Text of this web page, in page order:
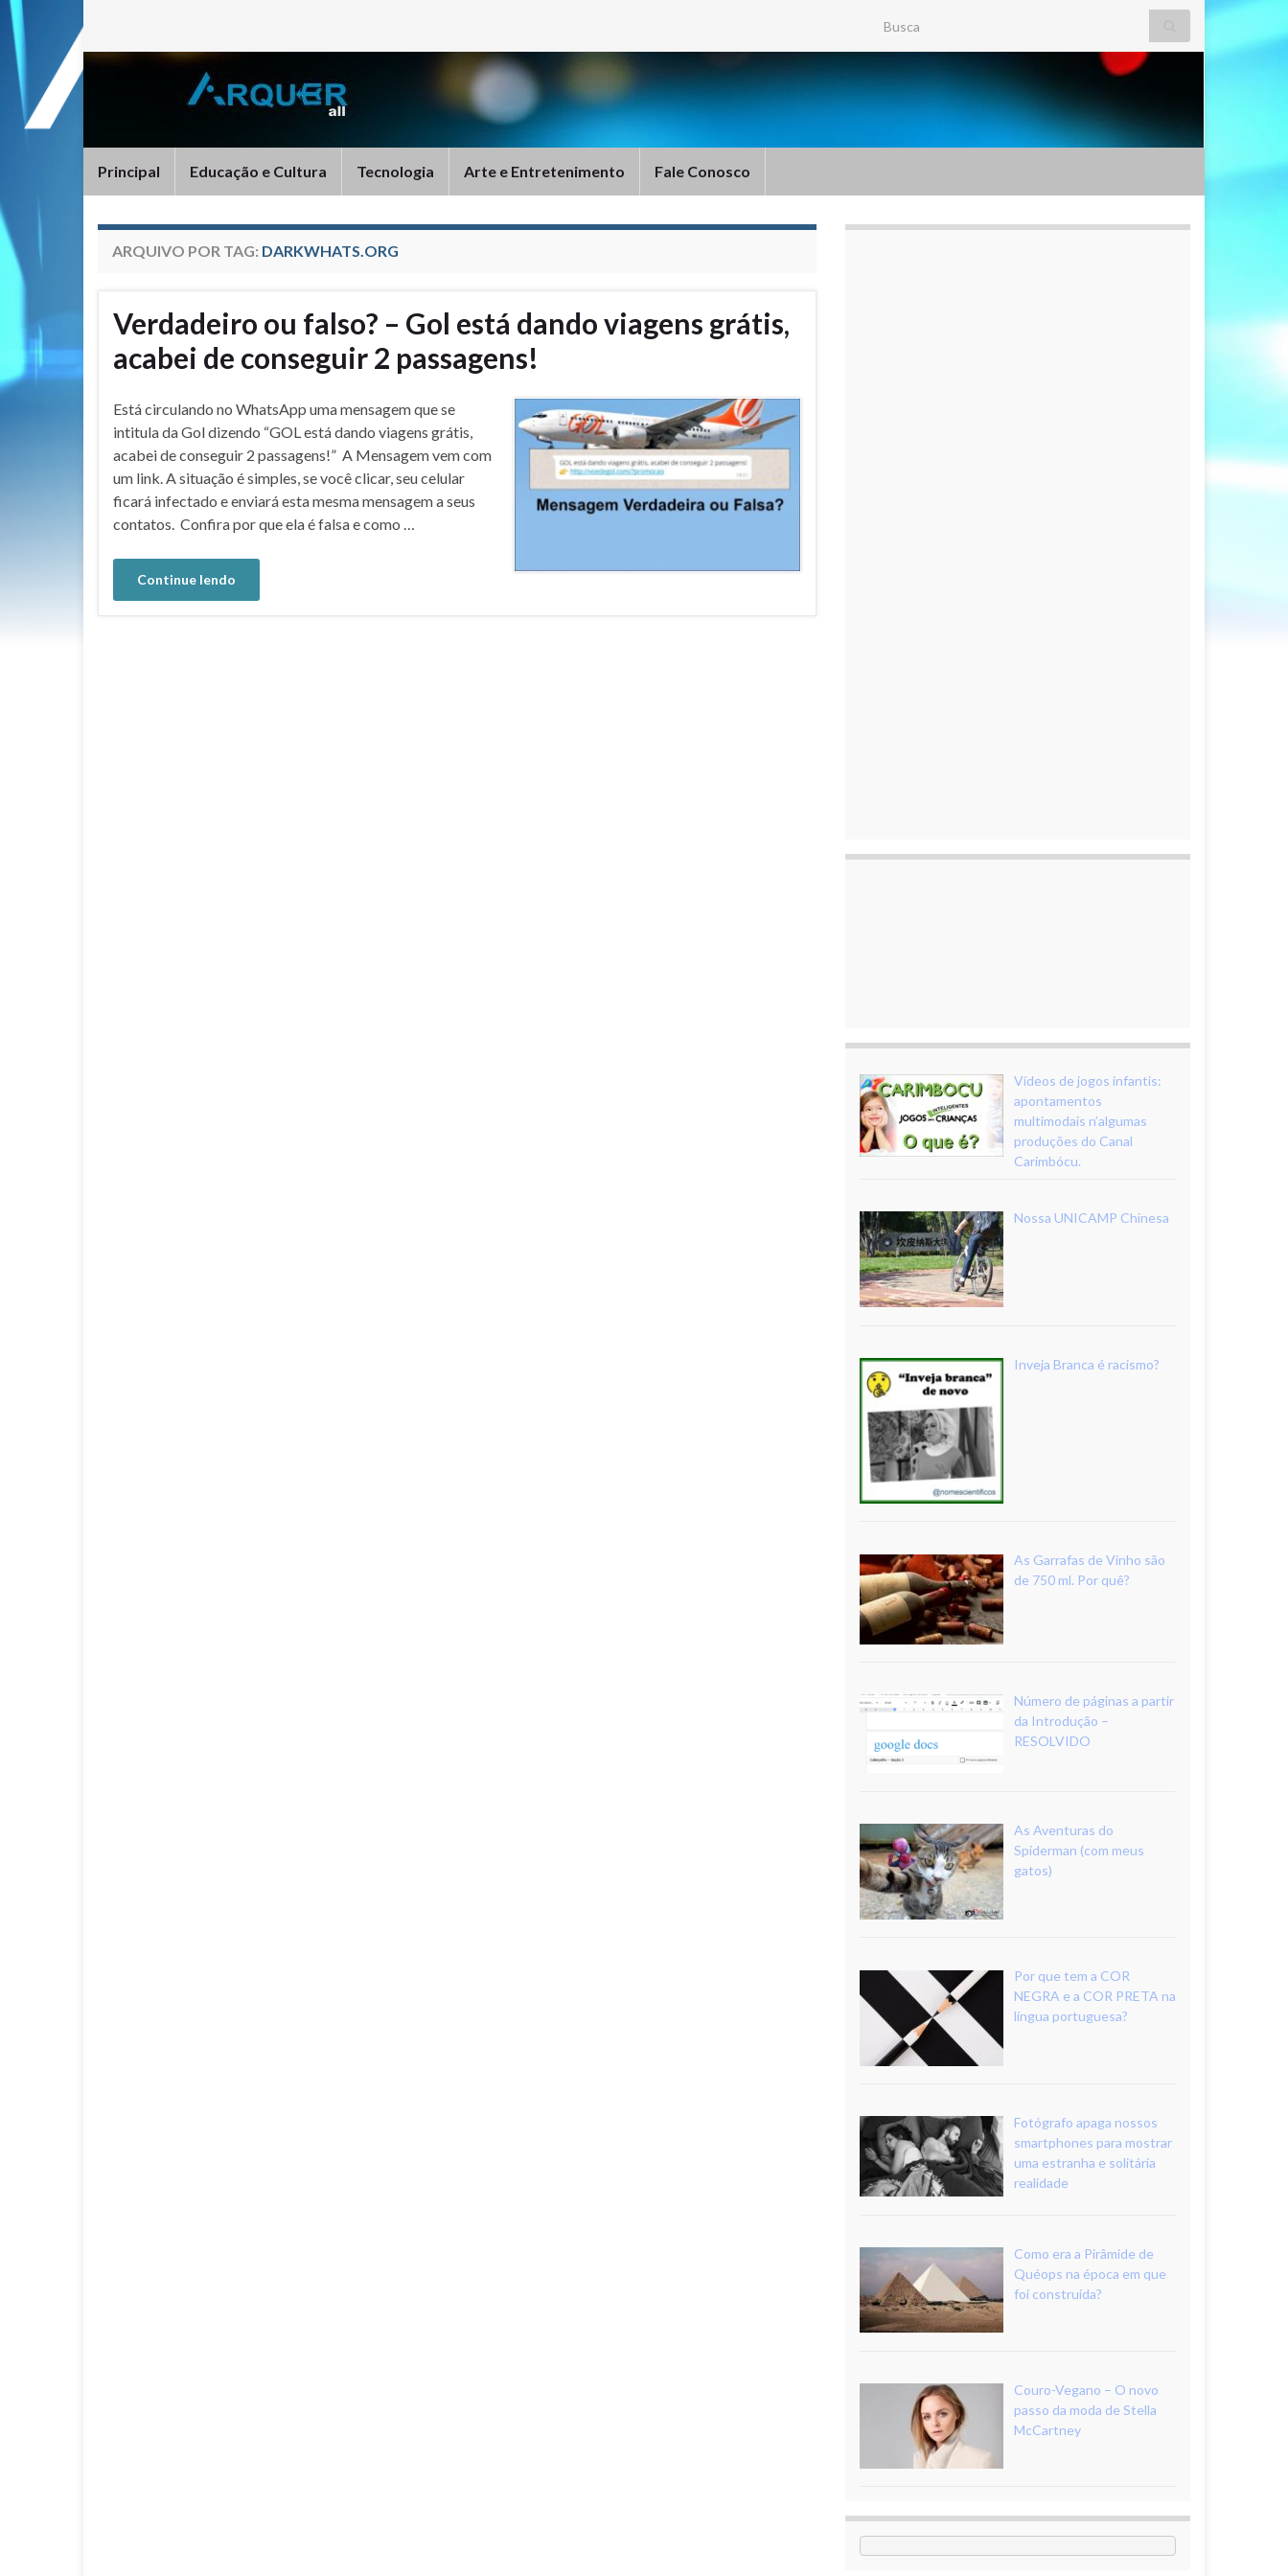
Search for:
Principal Educação e Cultura Tecnologia Arte e Entretenimento Fale Conosco
ARQUIVO POR TAG: DARKWHATS.ORG
Verdadeiro ou falso? – Gol está dando viagens grátis,
acabei de conseguir 2 passagens!
Está circulando no WhatsApp uma mensagem que se
intitula da Gol dizendo “GOL está dando viagens grátis,
acabei de conseguir 2 passagens!” A Mensagem vem com
um link. A situação é simples, se você clicar, seu celular
ficará infectado e enviará esta mesma mensagem a seus
contatos. Confira por que ela é falsa e como …
Continue lendo
Vídeos de jogos infantis:
apontamentos
multimodais n’algumas
produções do Canal
Carimbócu.
Nossa UNICAMP Chinesa
Inveja Branca é racismo?
As Garrafas de Vinho são
de 750 ml. Por quê?
Número de páginas a partir
da Introdução –
RESOLVIDO
As Aventuras do
Spiderman (com meus
gatos)
Por que tem a COR
NEGRA e a COR PRETA na
língua portuguesa?
Fotógrafo apaga nossos
smartphones para mostrar
uma estranha e solitária
realidade
Como era a Pirâmide de
Quéops na época em que
foi construída?
Couro-Vegano – O novo
passo da moda de Stella
McCartney